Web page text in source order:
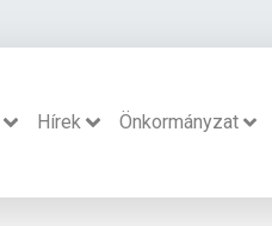
Hírek Önkormányzat